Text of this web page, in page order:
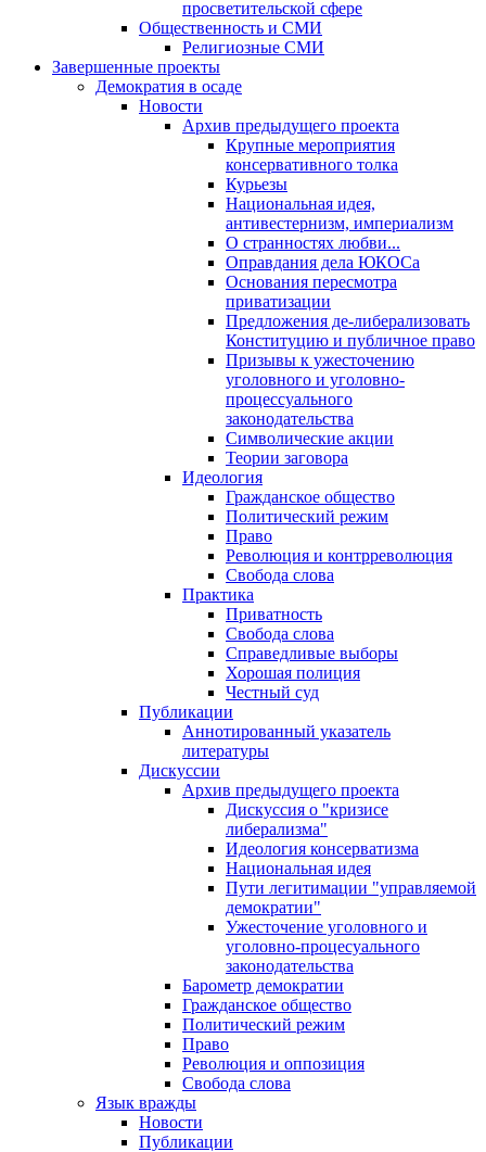
просветительской сфере
Общественность и СМИ
Религиозные СМИ
Завершенные проекты
Демократия в осаде
Новости
Архив предыдущего проекта
Крупные мероприятия
консервативного толка
Курьезы
Национальная идея,
антивестернизм, империализм
О странностях любви...
Оправдания дела ЮКОСа
Основания пересмотра
приватизации
Предложения де-либерализовать
Конституцию и публичное право
Призывы к ужесточению
уголовного и уголовно-
процессуального
законодательства
Символические акции
Теории заговора
Идеология
Гражданское общество
Политический режим
Право
Революция и контрреволюция
Свобода слова
Практика
Приватность
Свобода слова
Справедливые выборы
Хорошая полиция
Честный суд
Публикации
Аннотированный указатель
литературы
Дискуссии
Архив предыдущего проекта
Дискуссия о "кризисе
либерализма"
Идеология консерватизма
Национальная идея
Пути легитимации "управляемой
демократии"
Ужесточение уголовного и
уголовно-процесуального
законодательства
Барометр демократии
Гражданское общество
Политический режим
Право
Революция и оппозиция
Свобода слова
Язык вражды
Новости
Публикации